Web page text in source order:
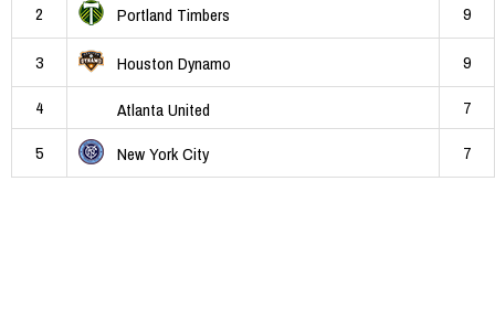
2 Portland Timbers 9
3 Houston Dynamo
9
4
Atlanta United
7
5
New York City 7